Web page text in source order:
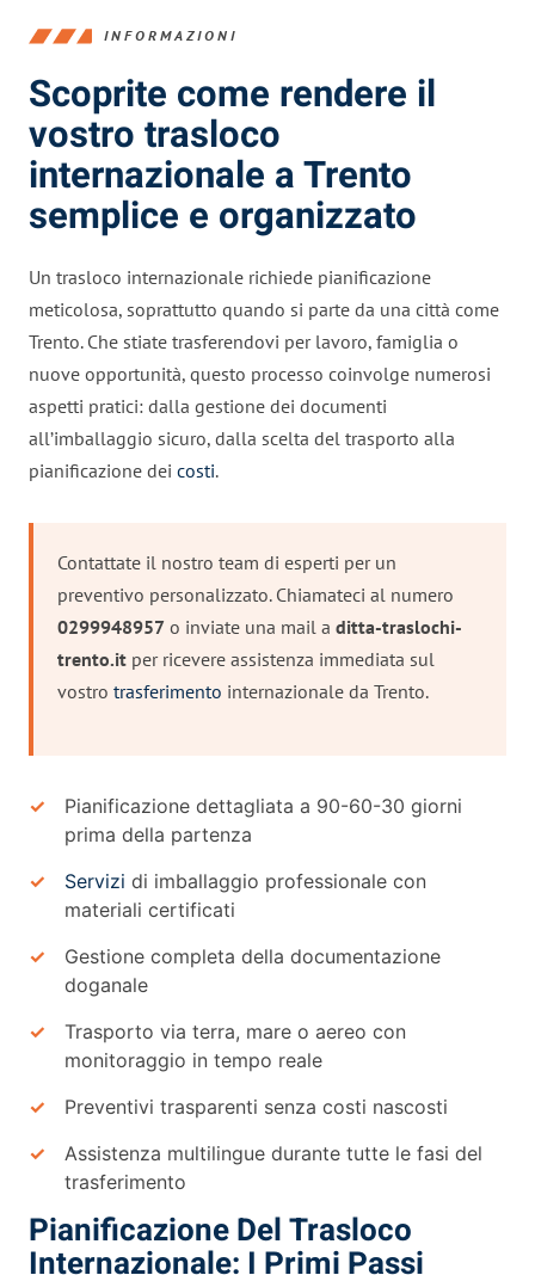
INFORMAZIONI
Scoprite come rendere il
vostro trasloco
internazionale a Trento
semplice e organizzato
Un trasloco internazionale richiede pianificazione
meticolosa, soprattutto quando si parte da una città come
Trento. Che stiate trasferendovi per lavoro, famiglia o
nuove opportunità, questo processo coinvolge numerosi
aspetti pratici: dalla gestione dei documenti
all’imballaggio sicuro, dalla scelta del trasporto alla
pianificazione dei costi.
Contattate il nostro team di esperti per un
preventivo personalizzato. Chiamateci al numero
0299948957 o inviate una mail a ditta-traslochi-
trento.it per ricevere assistenza immediata sul
vostro trasferimento internazionale da Trento.
Pianificazione dettagliata a 90-60-30 giorni
prima della partenza
Servizi di imballaggio professionale con
materiali certificati
Gestione completa della documentazione
doganale
Trasporto via terra, mare o aereo con
monitoraggio in tempo reale
Preventivi trasparenti senza costi nascosti
Assistenza multilingue durante tutte le fasi del
trasferimento
Pianificazione Del Trasloco
Internazionale: I Primi Passi